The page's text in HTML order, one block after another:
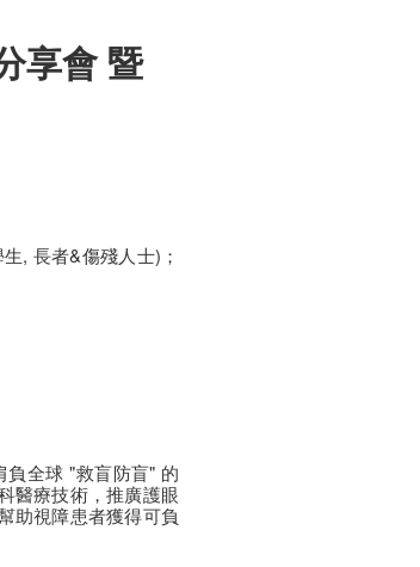
享會 暨
, 長者&傷殘人士)；
負全球 "救盲防盲" 的
醫療技術，推廣護眼
助視障患者獲得可負